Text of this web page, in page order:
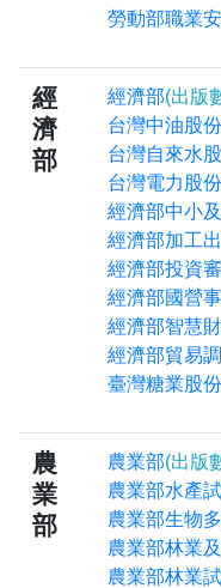
勞動部職業
經
濟
部
經濟部(出版
台灣中油股
台灣自來水
台灣電力股
經濟部中小
經濟部加工
經濟部投資
經濟部國營
經濟部智慧
經濟部貿易
臺灣糖業股
農
業
部
農業部(出版
農業部水產
農業部生物
農業部林業
農業部林業